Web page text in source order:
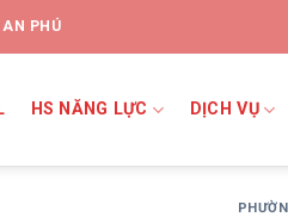
PHÚ
HS NĂNG LỰC DỊCH VỤ